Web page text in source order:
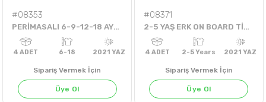
#08353
PERİMASALI 6-9-12-18 AYLIK ÇİÇEKLER ŞORTLU TKM
Sipariş Vermek İçin
Üye Ol
#08371
2-5 YAŞ ERK ON BOARD TİŞÖRT
Sipariş Vermek İçin
Üye Ol